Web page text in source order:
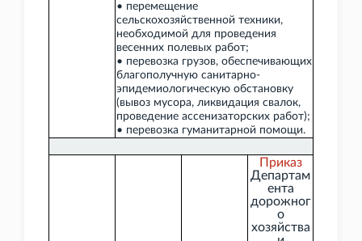
• перемещение
сельскохозяйственной техники,
необходимой для проведения
весенних полевых работ;
• перевозка грузов, обеспечивающих
благополучную санитарно-
эпидемиологическую обстановку
(вывоз мусора, ликвидация свалок,
проведение ассенизаторских работ);
• перевозка гуманитарной помощи.
Приказ
Департам
ента
дорожног
о
хозяйства